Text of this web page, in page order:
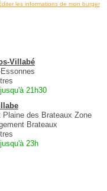
les informations de mon burger
Villabé
21h30
Plaine des Brateaux Zone
Brateaux
23h